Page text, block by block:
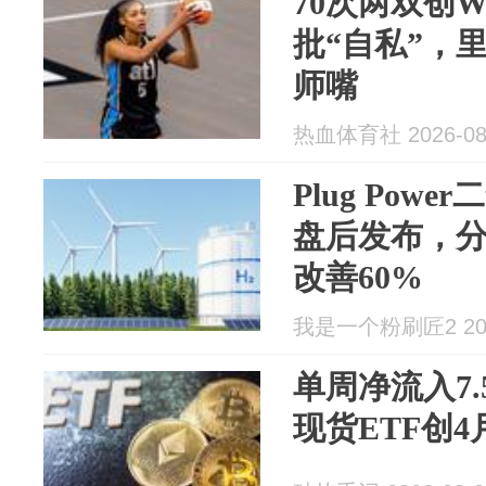
批“自私”，
师嘴
热血体育社 2026-
Plug Power
盘后发布，
改善60%
我是一个粉刷匠2
单周净流入
现货ETF创4